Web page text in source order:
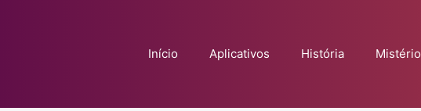
Início Aplicativos História Mistério